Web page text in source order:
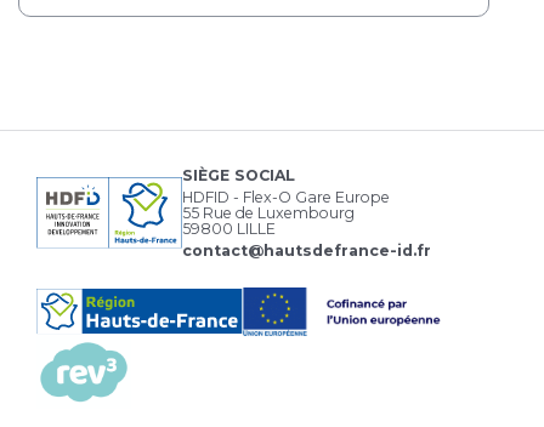
SIÈGE SOCIAL
HDFID - Flex-O Gare Europe
55 Rue de Luxembourg
59800 LILLE
contact@hautsdefrance-id.fr